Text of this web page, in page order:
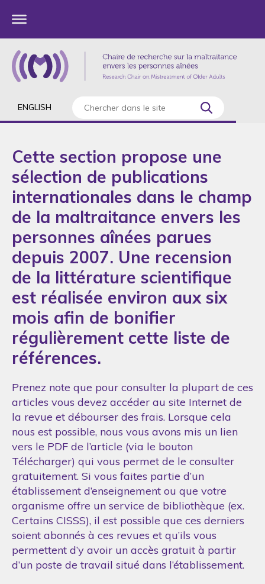
ENGLISH
Cette section propose une
sélection de publications
internationales dans le champ
de la maltraitance envers les
personnes aînées parues
depuis 2007. Une recension
de la littérature scientifique
est réalisée environ aux six
mois afin de bonifier
régulièrement cette liste de
références.
Prenez note que pour consulter la plupart de ces
articles vous devez accéder au site Internet de
la revue et débourser des frais. Lorsque cela
nous est possible, nous vous avons mis un lien
vers le PDF de l’article (via le bouton
Télécharger) qui vous permet de le consulter
gratuitement. Si vous faites partie d’un
établissement d’enseignement ou que votre
organisme offre un service de bibliothèque (ex.
Certains CISSS), il est possible que ces derniers
soient abonnés à ces revues et qu’ils vous
permettent d’y avoir un accès gratuit à partir
d’un poste de travail situé dans l’établissement.